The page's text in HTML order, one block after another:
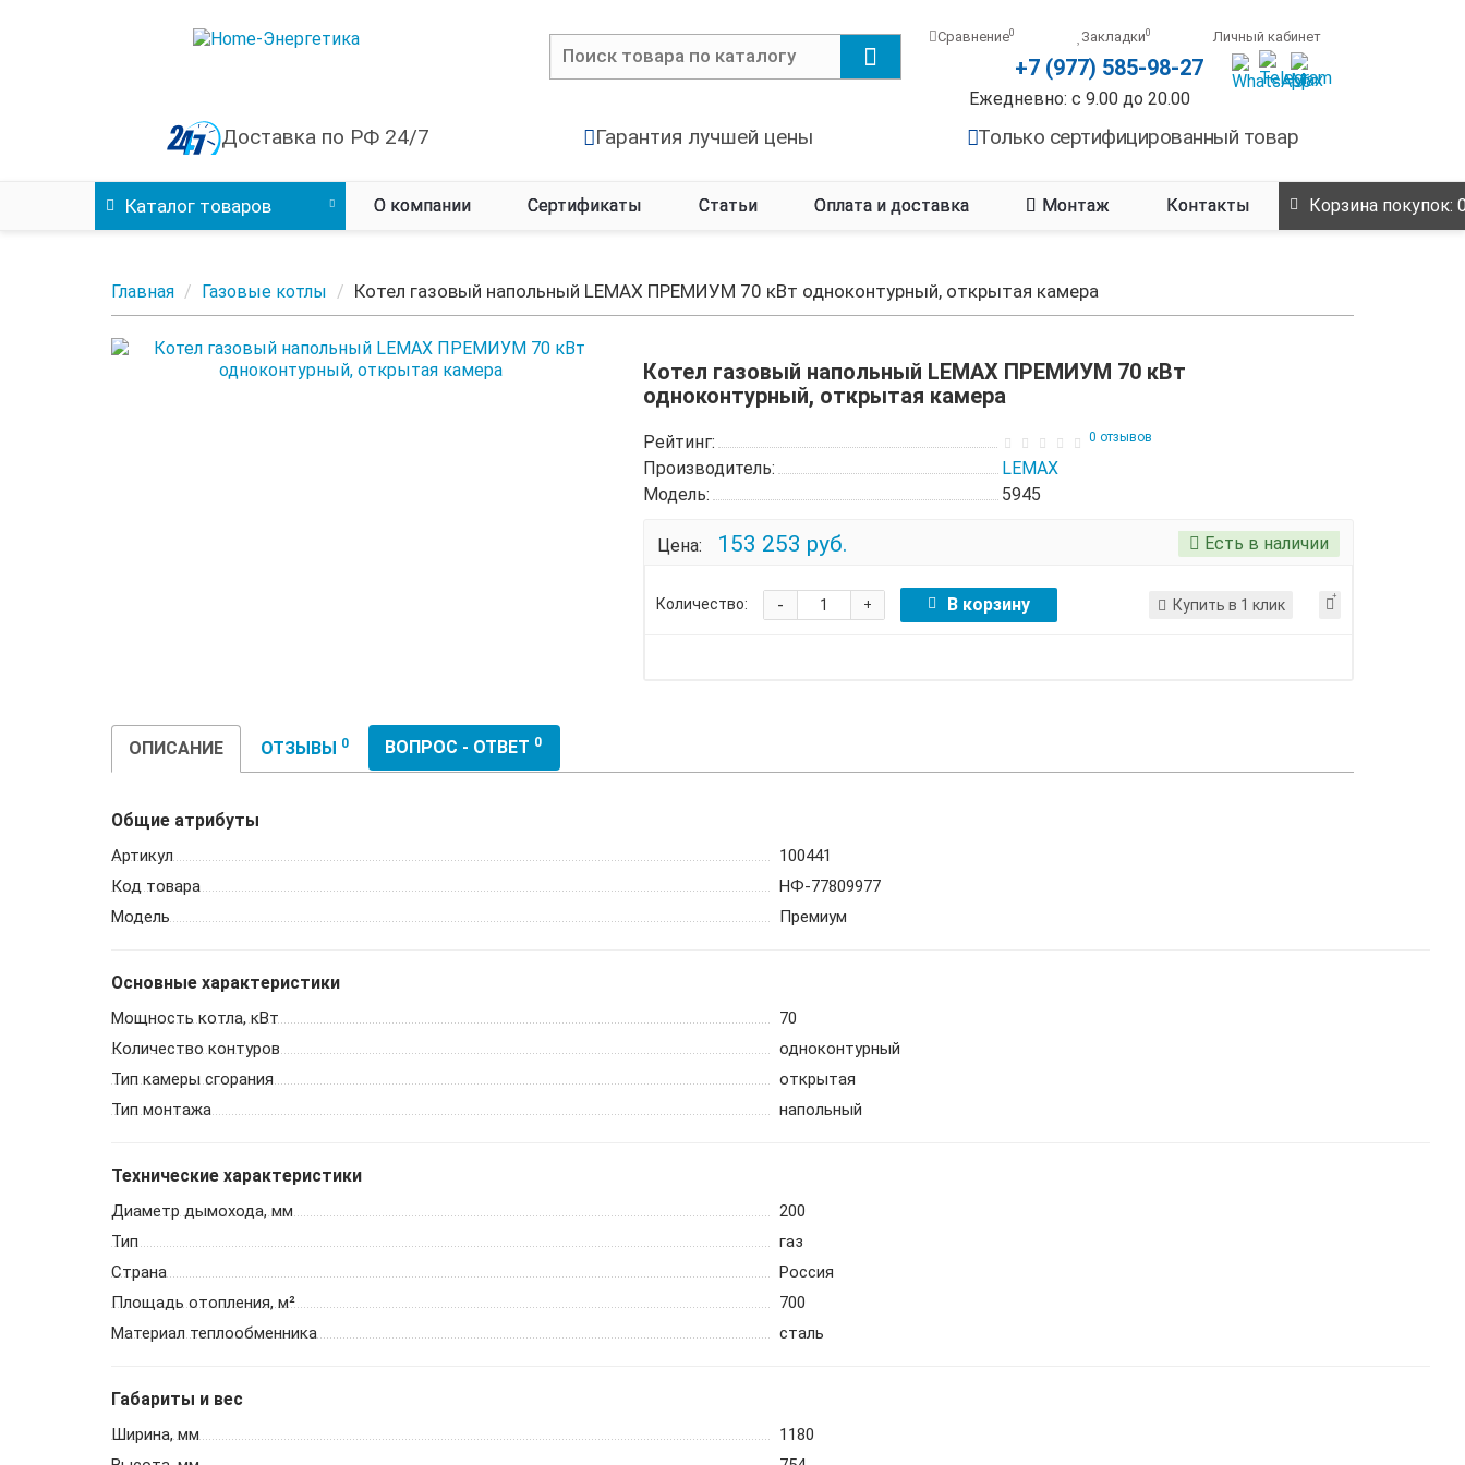
Сравнение0 Закладки0 Личный кабинет
+7 (977) 585-98-27
Ежедневно: с 9.00 до 20.00
Доставка по РФ 24/7 Гарантия лучшей цены Только сертифицированный товар
Каталог товаров О компании Сертификаты Статьи Оплата и доставка Монтаж Контакты Корзина покупок:
Главная Газовые котлы Котел газовый напольный LEMAX ПРЕМИУМ 70 кВт одноконтурный, открытая камера
Котел газовый напольный LEMAX ПРЕМИУМ 70 кВт
одноконтурный, открытая камера
Рейтинг: 0 отзывов
Производитель:
LEMAX
Модель:
5945
Цена: 153 253 руб. Есть в наличии
Количество: +
- В корзину Купить в 1 клик
ОПИСАНИЕ ОТЗЫВЫ 0 ВОПРОС - ОТВЕТ 0
Общие атрибуты
Артикул
100441
Код товара
НФ-77809977
Модель
Премиум
Основные характеристики
Мощность котла, кВт
70
Количество контуров
одноконтурный
Тип камеры сгорания
открытая
Тип монтажа
напольный
Технические характеристики
Диаметр дымохода, мм
200
Тип
газ
Страна
Россия
Площадь отопления, м²
700
Материал теплообменника
сталь
Габариты и вес
Ширина, мм
1180